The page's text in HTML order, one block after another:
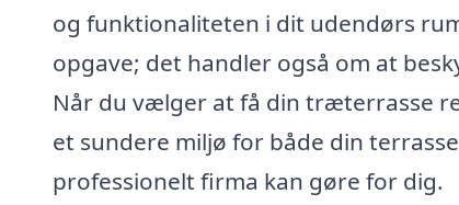
og funktionaliteten i dit udendørs
opgave; det handler også om at
Når du vælger at få din træterrasse
et sundere miljø for både din
professionelt firma kan gøre for dig.